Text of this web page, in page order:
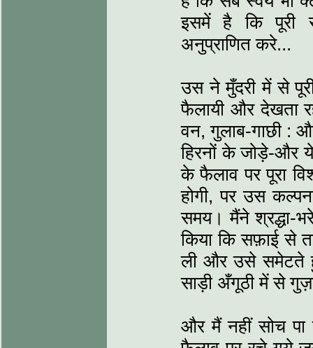
इसमें है कि पूरी
अनुप्राणित करे...
उस ने मुँदरी में से
फैलायी और देखता
वन, गुलाब-गाछी :
हिरनों के जोड़े-और
के फैलाव पर पूरा
होगी, पर उस
समय। मैंने श्रद्धा-
किया कि सफ़ाई से
ली और उसे समेटते
साड़ी अँगूठी में से
और मैं नहीं सोच पा